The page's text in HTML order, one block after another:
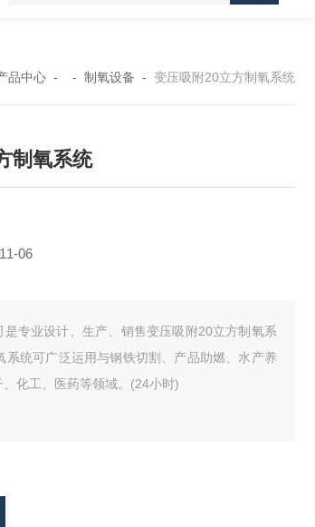
品中心 - - 制氧设备 - 变压吸附20立方制氧系统
制氧系统
06
是专业设计、生产、销售变压吸附20立方制氧系
系统可广泛运用与钢铁切割、产品助燃、水产养
化工、医药等领域。(24小时)